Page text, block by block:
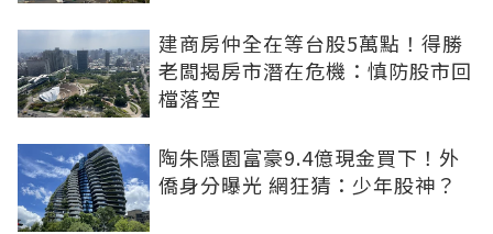
建商房仲全在等台股5萬點！得勝
老闆揭房市潛在危機：慎防股市回
檔落空
陶朱隱園富豪9.4億現金買下！外
僑身分曝光 網狂猜：少年股神？